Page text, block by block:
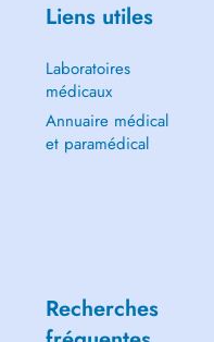
Liens utiles
Laboratoires
médicaux
Annuaire médical
et paramédical
Recherches